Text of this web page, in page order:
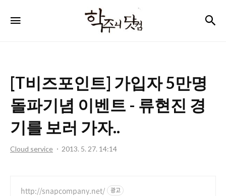
주
컴
[T비즈포인트] 가입자 5만명
돌파기념 이벤트 - 류현진 경
기를 보러 가자..
Cloud service 2013. 5. 27. 14:14
http://snapcompany.net/ 광고